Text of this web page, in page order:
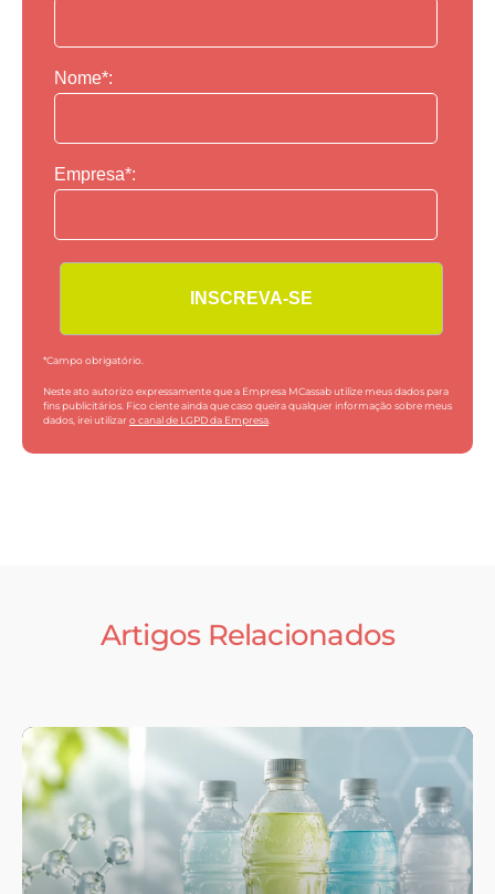
Nome*:
Empresa*:
*Campo obrigatório.
Neste ato autorizo expressamente que a Empresa MCassab utilize meus dados para
fins publicitários. Fico ciente ainda que caso queira qualquer informação sobre meus
dados, irei utilizaro canal de LGPD da Empresa
Artigos Relacionados